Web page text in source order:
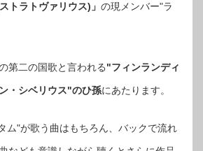
トラトヴァリウス)」 の現メンバー"ラ
第二の国歌と言われる"フィンランディ
・シベリウス"のひ孫にあたります。
ム"が歌う曲はもちろん、バックで流れ